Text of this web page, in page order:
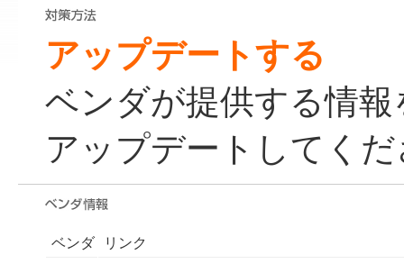
アップデートする
ベンダが提供する情
アップデートしてく
ベンダ
リンク